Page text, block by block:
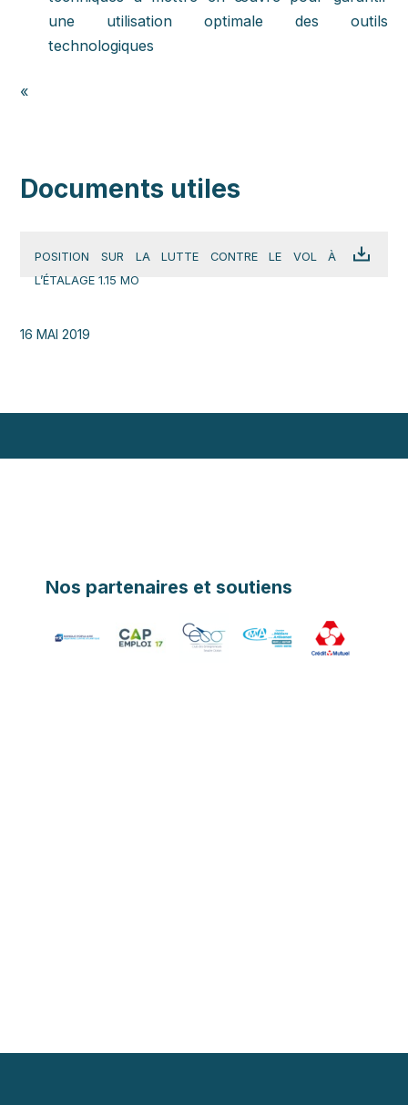
une utilisation optimale des outils
technologiques
«
Documents utiles
POSITION SUR LA LUTTE CONTRE LE VOL À
L’ÉTALAGE 1.15 MO
16 MAI 2019
Nos partenaires et soutiens